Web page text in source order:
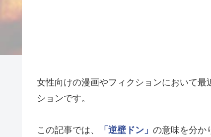
女性向けの漫画やフィクションにおいて最
ションです。
この記事では、 「逆壁ドン」 の意味を分か